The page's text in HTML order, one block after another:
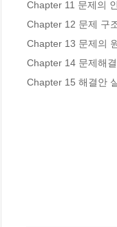
Chapter 11 문제의
Chapter 12 문제 구
Chapter 13 문제의
Chapter 14 문제해
Chapter 15 해결안